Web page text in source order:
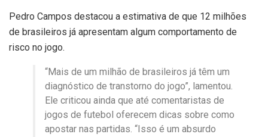
Pedro Campos destacou a estimativa de que 12 milhões
de brasileiros já apresentam algum comportamento de
risco no jogo.
“Mais de um milhão de brasileiros já têm um
diagnóstico de transtorno do jogo”, lamentou.
Ele criticou ainda que até comentaristas de
jogos de futebol oferecem dicas sobre como
apostar nas partidas. “Isso é um absurdo